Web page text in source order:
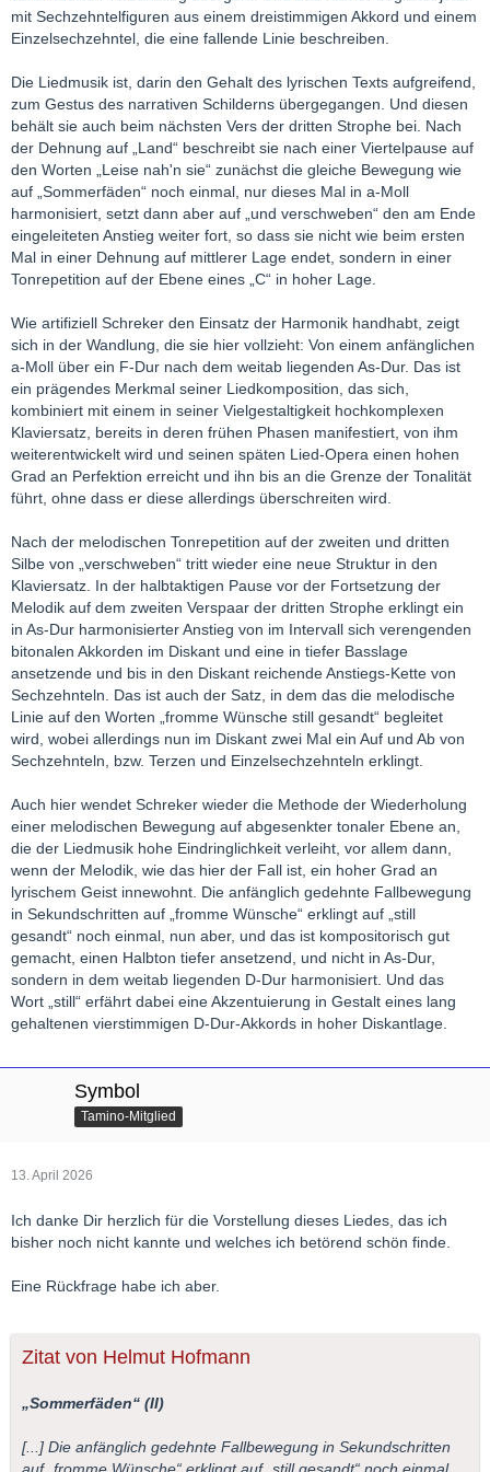
mit Sechzehntelfiguren aus einem dreistimmigen Akkord und einem
Einzelsechzehntel, die eine fallende Linie beschreiben.
Die Liedmusik ist, darin den Gehalt des lyrischen Texts aufgreifend,
zum Gestus des narrativen Schilderns übergegangen. Und diesen
behält sie auch beim nächsten Vers der dritten Strophe bei. Nach
der Dehnung auf „Land“ beschreibt sie nach einer Viertelpause auf
den Worten „Leise nah'n sie“ zunächst die gleiche Bewegung wie
auf „Sommerfäden“ noch einmal, nur dieses Mal in a-Moll
harmonisiert, setzt dann aber auf „und verschweben“ den am Ende
eingeleiteten Anstieg weiter fort, so dass sie nicht wie beim ersten
Mal in einer Dehnung auf mittlerer Lage endet, sondern in einer
Tonrepetition auf der Ebene eines „C“ in hoher Lage.
Wie artifiziell Schreker den Einsatz der Harmonik handhabt, zeigt
sich in der Wandlung, die sie hier vollzieht: Von einem anfänglichen
a-Moll über ein F-Dur nach dem weitab liegenden As-Dur. Das ist
ein prägendes Merkmal seiner Liedkomposition, das sich,
kombiniert mit einem in seiner Vielgestaltigkeit hochkomplexen
Klaviersatz, bereits in deren frühen Phasen manifestiert, von ihm
weiterentwickelt wird und seinen späten Lied-Opera einen hohen
Grad an Perfektion erreicht und ihn bis an die Grenze der Tonalität
führt, ohne dass er diese allerdings überschreiten wird.
Nach der melodischen Tonrepetition auf der zweiten und dritten
Silbe von „verschweben“ tritt wieder eine neue Struktur in den
Klaviersatz. In der halbtaktigen Pause vor der Fortsetzung der
Melodik auf dem zweiten Verspaar der dritten Strophe erklingt ein
in As-Dur harmonisierter Anstieg von im Intervall sich verengenden
bitonalen Akkorden im Diskant und eine in tiefer Basslage
ansetzende und bis in den Diskant reichende Anstiegs-Kette von
Sechzehnteln. Das ist auch der Satz, in dem das die melodische
Linie auf den Worten „fromme Wünsche still gesandt“ begleitet
wird, wobei allerdings nun im Diskant zwei Mal ein Auf und Ab von
Sechzehnteln, bzw. Terzen und Einzelsechzehnteln erklingt.
Auch hier wendet Schreker wieder die Methode der Wiederholung
einer melodischen Bewegung auf abgesenkter tonaler Ebene an,
die der Liedmusik hohe Eindringlichkeit verleiht, vor allem dann,
wenn der Melodik, wie das hier der Fall ist, ein hoher Grad an
lyrischem Geist innewohnt. Die anfänglich gedehnte Fallbewegung
in Sekundschritten auf „fromme Wünsche“ erklingt auf „still
gesandt“ noch einmal, nun aber, und das ist kompositorisch gut
gemacht, einen Halbton tiefer ansetzend, und nicht in As-Dur,
sondern in dem weitab liegenden D-Dur harmonisiert. Und das
Wort „still“ erfährt dabei eine Akzentuierung in Gestalt eines lang
gehaltenen vierstimmigen D-Dur-Akkords in hoher Diskantlage.
Symbol
Tamino-Mitglied
13. April 2026
Ich danke Dir herzlich für die Vorstellung dieses Liedes, das ich
bisher noch nicht kannte und welches ich betörend schön finde.
Eine Rückfrage habe ich aber.
Zitat von Helmut Hofmann
„Sommerfäden“ (II)
[...] Die anfänglich gedehnte Fallbewegung in Sekundschritten